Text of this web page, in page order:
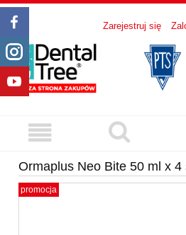
Zarejestruj się
Ormaplus Neo Bite 50 ml x 4
promocja